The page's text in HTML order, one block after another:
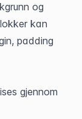
og
kan
padding
gjennom